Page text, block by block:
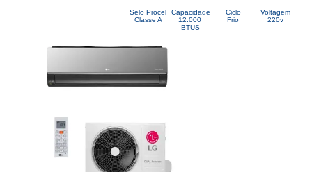
Selo Procel
Classe A
Capacidade
12.000
BTUS
Ciclo
Frio
Voltagem
220v